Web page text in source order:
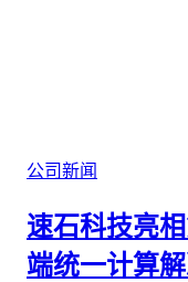
公司新闻
速石科技亮
端统一计算